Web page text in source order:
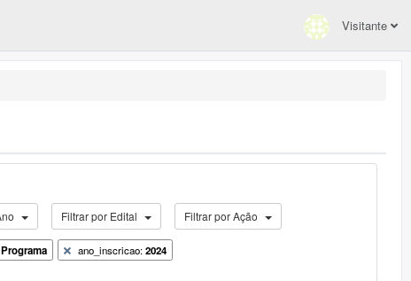
Visitante
Filtrar por Edital Filtrar por Ação
Programa ano_inscricao:2024